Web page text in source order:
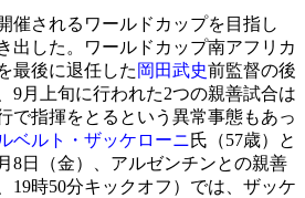
催されるワールドカップを目指し
出した。ワールドカップ南アフリカ
最後に退任した 岡田武史前監督の後
9月上旬に行われた2つの親善試合は
で指揮をとるという異常事態もあっ
ベルト・ザッケローニ氏（57歳）と
8日（金）、アルゼンチンとの親善
19時50分キックオフ）では、ザッケ